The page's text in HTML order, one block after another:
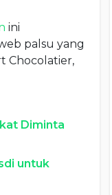
ini
palsu yang
Chocolatier,
Diminta
untuk